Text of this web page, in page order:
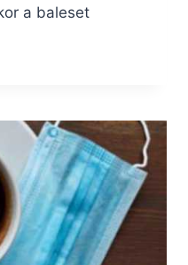
a baleset